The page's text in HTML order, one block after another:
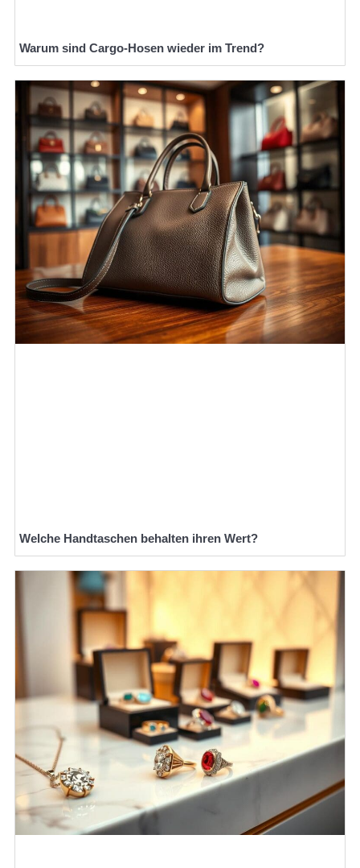
Warum sind Cargo-Hosen wieder im Trend?
Welche Handtaschen behalten ihren Wert?